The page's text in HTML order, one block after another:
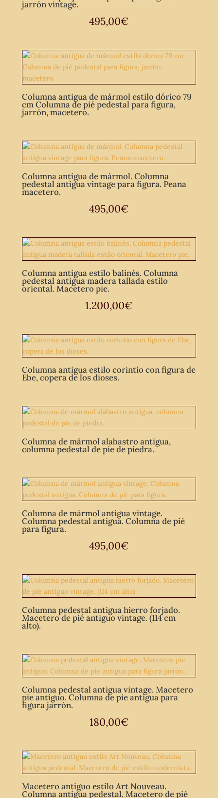
jarrón vintage.
495,00€
Columna antigua de mármol estilo dórico 79
cm Columna de pié pedestal para figura,
jarrón, macetero.
Columna antigua de mármol. Columna
pedestal antigua vintage para figura. Peana
macetero.
495,00€
Columna antigua estilo balinés. Columna
pedestal antigua madera tallada estilo
oriental. Macetero pie.
1.200,00€
Columna antigua estilo corintio con figura de
Ebe, copera de los dioses.
Columna de mármol alabastro antigua,
columna pedestal de pie de piedra.
Columna de mármol antigua vintage.
Columna pedestal antigua. Columna de pié
para figura.
495,00€
Columna pedestal antigua hierro forjado.
Macetero de pié antiguo vintage. (114 cm
alto).
Columna pedestal antigua vintage. Macetero
pie antiguo. Columna de pie antigua para
figura jarrón.
180,00€
Macetero antiguo estilo Art Nouveau.
Columna antigua pedestal. Macetero de pié